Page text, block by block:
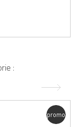
:
promo